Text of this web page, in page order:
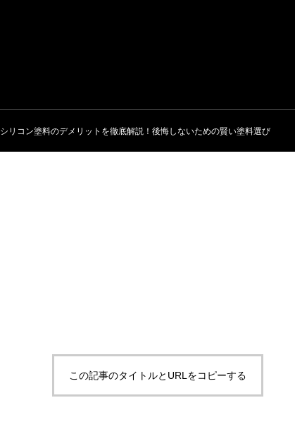
シリコン塗料のデメリットを徹底解説！後悔しないための賢い塗料選び
この記事のタイトルとURLをコピーする